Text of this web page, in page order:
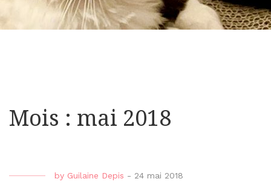
Mois : mai 2018
by Guilaine Depis - 24 mai 2018